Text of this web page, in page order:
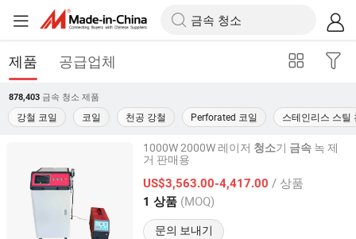
제품 공급업체
878,403 금속 청소 제품
강철 코일 코일 천공 강철 Perforated 코일 스테인리스 스틸
1000W 2000W 레이저 청소기 금속 녹 제
거 판매용
US$3,563.00-4,417.00 / 상품
1 상품 (MOQ)
문의 보내기
Jinan Lu Diao Cnc Equipment Co., Ltd.
Shandong, China 이후 2025